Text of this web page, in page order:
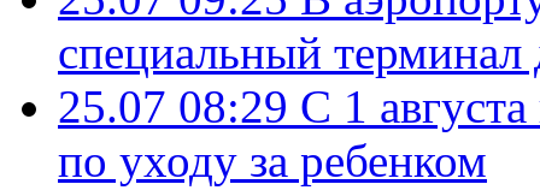
специальный терминал
25.07 08:29 С 1
по уходу за ребенком